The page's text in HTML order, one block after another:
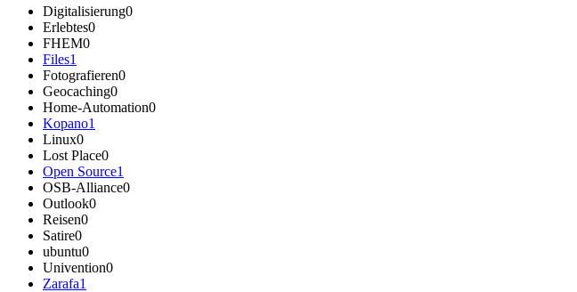
Digitalisierung0
Erlebtes0
FHEM0
Files1
Fotografieren0
Geocaching0
Home-Automation0
Kopano1
Linux0
Lost Place0
Open Source1
OSB-Alliance0
Outlook0
Reisen0
Satire0
ubuntu0
Univention0
Zarafa1